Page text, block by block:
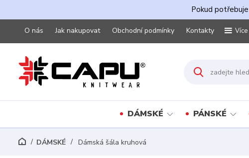
Pokud
O nás Jak nakupovat Obchodní podmínky Kontakty Více
DÁMSKÉ PÁNSKÉ
DÁMSKÉ Dámská šála kruhová